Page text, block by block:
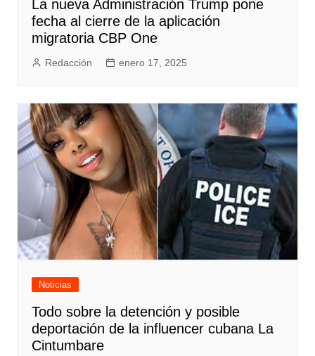
La nueva Administración Trump pone
fecha al cierre de la aplicación
migratoria CBP One
Redacción enero 17, 2025
Noticias
Todo sobre la detención y posible
deportación de la influencer cubana La
Cintumbare